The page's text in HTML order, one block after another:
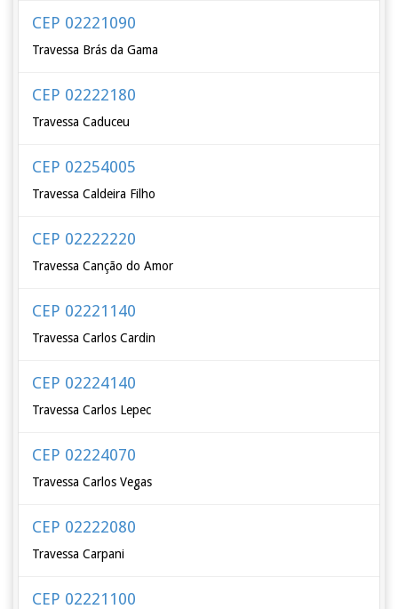
CEP 02221090
Travessa Brás da Gama
CEP 02222180
Travessa Caduceu
CEP 02254005
Travessa Caldeira Filho
CEP 02222220
Travessa Canção do Amor
CEP 02221140
Travessa Carlos Cardin
CEP 02224140
Travessa Carlos Lepec
CEP 02224070
Travessa Carlos Vegas
CEP 02222080
Travessa Carpani
CEP 02221100